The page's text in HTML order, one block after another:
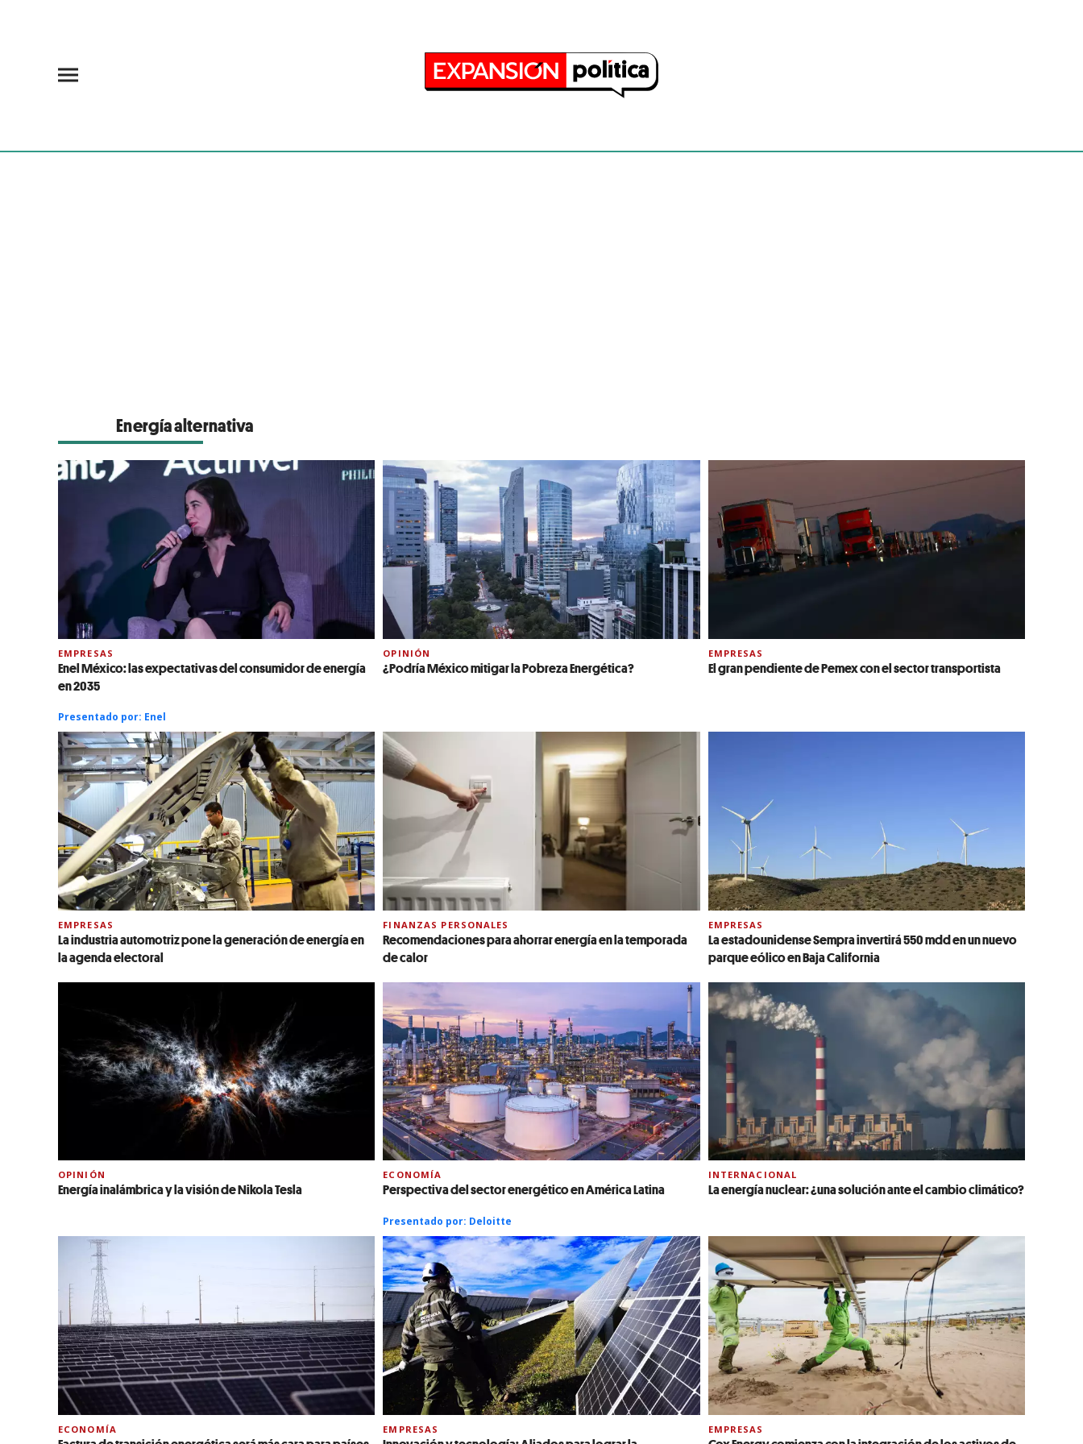
Energía alternativa
EMPRESAS
Enel México: las expectativas del consumidor de energía
en 2035
Presentado por: Enel
OPINIÓN
¿Podría México mitigar la Pobreza Energética?
EMPRESAS
El gran pendiente de Pemex con el sector transportista
EMPRESAS
La industria automotriz pone la generación de energía en
la agenda electoral
FINANZAS PERSONALES
Recomendaciones para ahorrar energía en la temporada
de calor
EMPRESAS
La estadounidense Sempra invertirá 550 mdd en un nuevo
parque eólico en Baja California
OPINIÓN
Energía inalámbrica y la visión de Nikola Tesla
ECONOMÍA
Perspectiva del sector energético en América Latina
Presentado por: Deloitte
INTERNACIONAL
La energía nuclear: ¿una solución ante el cambio climático?
ECONOMÍA EMPRESAS EMPRESAS